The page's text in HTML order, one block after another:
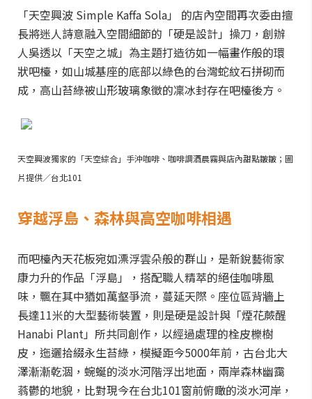
「天空興波 Simple Kaffa Sola」 的店內空間再次委由擅
長將迷人詩意融入空間細節的「硬是設計」操刀，創辦
人吳透以「天空之城」為主題打造彷如一幅畫作般的環
狀吧檯，如山城基座的底部以綠色的台灣蛇紋石拼砌而
成，高山苔綠被山形玻璃象徵的凜冰封存在吧檯後方。
天空興波獨家的「天空綜合」手沖咖啡、咖啡調酒晨霧與店內甜點皺皺；圖
片提供／台北101
穿越浮島、森林與高空咖啡相遇
而吧檯內天花板宛如漂浮雲朵般的群山，是新銳藝術家
康力升的作品「浮島」，搭配職人精萃的絕佳咖啡風
味，飄在其中猶如萬壑爭流，蔓延天際。座位區背牆上
長達11米的大型藝術裝置，則是硬是設計與「煙花蕨醒
Hanabi Plant」所共同創作，以經過處理的栓皮櫟樹
皮，迤邐拾綴永生苔綠，模擬距今5000年前，古台北大
澤漸漸乾涸，蜿蜒的淡水河階浮出地面，兩岸森林幽靄
蓊鬱的地貌，比對現今在台北101窗前俯瞰的淡水河岸，